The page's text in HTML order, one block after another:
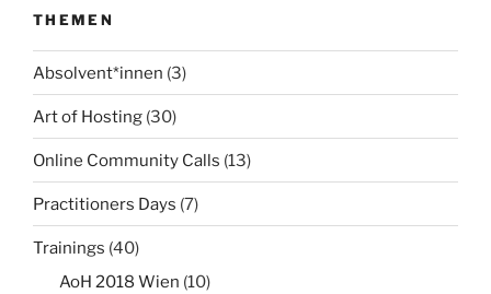
THEMEN
Absolvent*innen (3)
Art of Hosting (30)
Online Community Calls (13)
Practitioners Days (7)
Trainings (40)
AoH 2018 Wien (10)